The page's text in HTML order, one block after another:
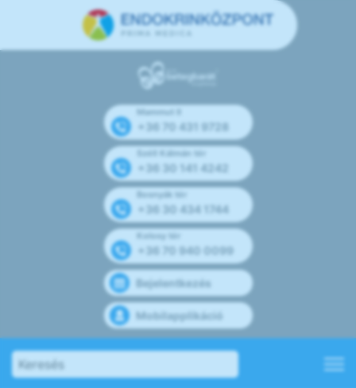
Mammut II
+36 70 431 9728
Széll Kálmán tér
+36 30 141 4242
Bosnyák tér
+36 30 434 1744
Kolosy tér
+36 70 940 0099
Bejelentkezés
Mobilapplikáció